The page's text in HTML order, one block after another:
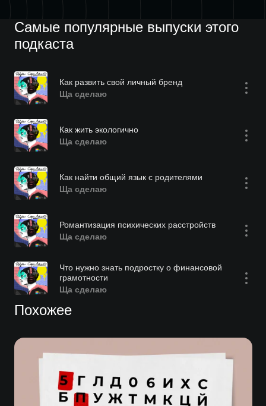
Самые популярные выпуски этого
подкаста
Как развить свой личный бренд
Ща сделаю
Как жить экологично
Ща сделаю
Как найти общий язык с родителями
Ща сделаю
Романтизация психических расстройств
Ща сделаю
Что нужно знать подростку о финансовой
грамотности
Ща сделаю
Похожее